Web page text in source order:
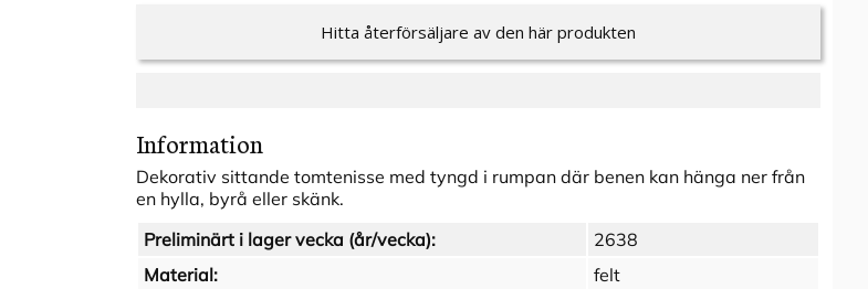
Hitta återförsäljare av den här produkten
Information
Dekorativ sittande tomtenisse med tyngd i rumpan där benen kan hänga ner från
en hylla, byrå eller skänk.
Preliminärt i lager vecka (år/vecka):
2638
Material:
felt